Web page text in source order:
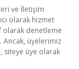
ve İletişim
olarak hizmet
olarak denetleme
Ancak, üyelerimiz
siteye üye olarak